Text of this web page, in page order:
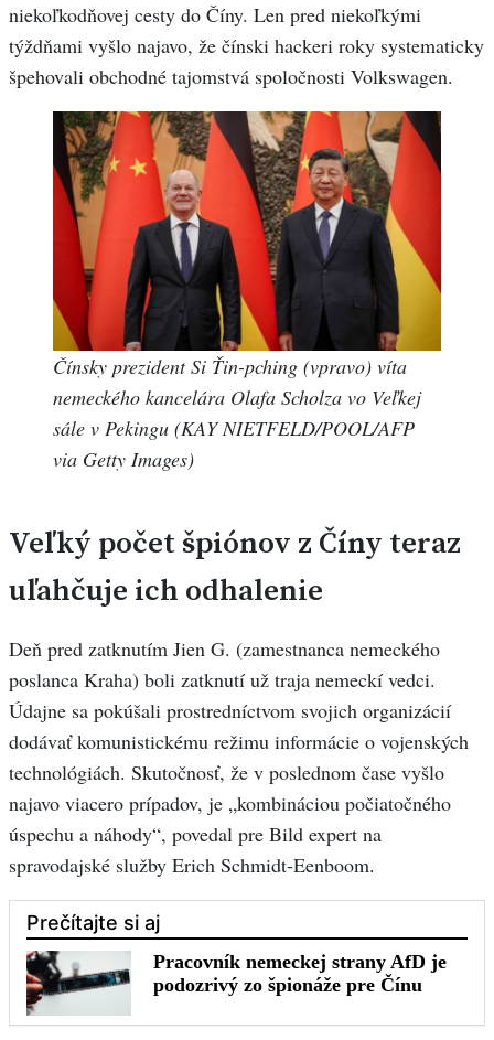
niekoľkodňovej cesty do Číny. Len pred niekoľkými
týždňami vyšlo najavo, že čínski hackeri roky systematicky
špehovali obchodné tajomstvá spoločnosti Volkswagen.
Čínsky prezident Si Ťin-pching (vpravo) víta
nemeckého kancelára Olafa Scholza vo Veľkej
sále v Pekingu (KAY NIETFELD/POOL/AFP
via Getty Images)
Veľký počet špiónov z Číny teraz
uľahčuje ich odhalenie
Deň pred zatknutím Jien G. (zamestnanca nemeckého
poslanca Kraha) boli zatknutí už traja nemeckí vedci.
Údajne sa pokúšali prostredníctvom svojich organizácií
dodávať komunistickému režimu informácie o vojenských
technológiách. Skutočnosť, že v poslednom čase vyšlo
najavo viacero prípadov, je „kombináciou počiatočného
úspechu a náhody“, povedal pre Bild expert na
spravodajské služby Erich Schmidt-Eenboom.